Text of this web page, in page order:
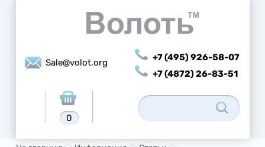
Sale@volot.org
+7 (495) 926-58-07
+7 (4872) 26-83-51
0